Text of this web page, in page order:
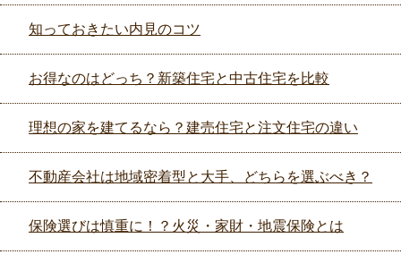
知っておきたい内見のコツ
お得なのはどっち？新築住宅と中古住宅を比較
理想の家を建てるなら？建売住宅と注文住宅の違い
不動産会社は地域密着型と大手、どちらを選ぶべき？
保険選びは慎重に！？火災・家財・地震保険とは